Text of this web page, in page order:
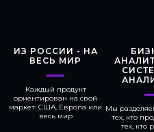
ИЗ РОССИИ - НА
ВЕСЬ МИР
Каждый продукт
ориентирован на свой
маркет: США, Европа или
весь мир
Мы
тех, кто
тех, кто